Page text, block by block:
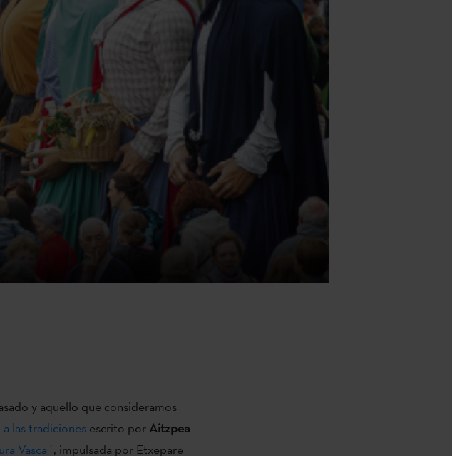
y aquello que consideramos
las tradicionesescrito porAitzpea
Vasca´, impulsada por Etxepare